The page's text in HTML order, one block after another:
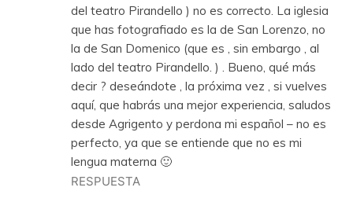
del teatro Pirandello ) no es correcto. La iglesia
que has fotografiado es la de San Lorenzo, no
la de San Domenico (que es , sin embargo , al
lado del teatro Pirandello. ) . Bueno, qué más
decir ? deseándote , la próxima vez , si vuelves
aquí, que habrás una mejor experiencia, saludos
desde Agrigento y perdona mi español – no es
perfecto, ya que se entiende que no es mi
lengua materna 🙂
RESPUESTA